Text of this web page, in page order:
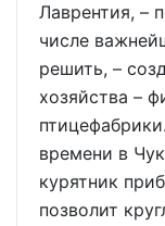
Лаврентия, –
числе
решить, –
хозяйства –
времени в
курятник
позволит